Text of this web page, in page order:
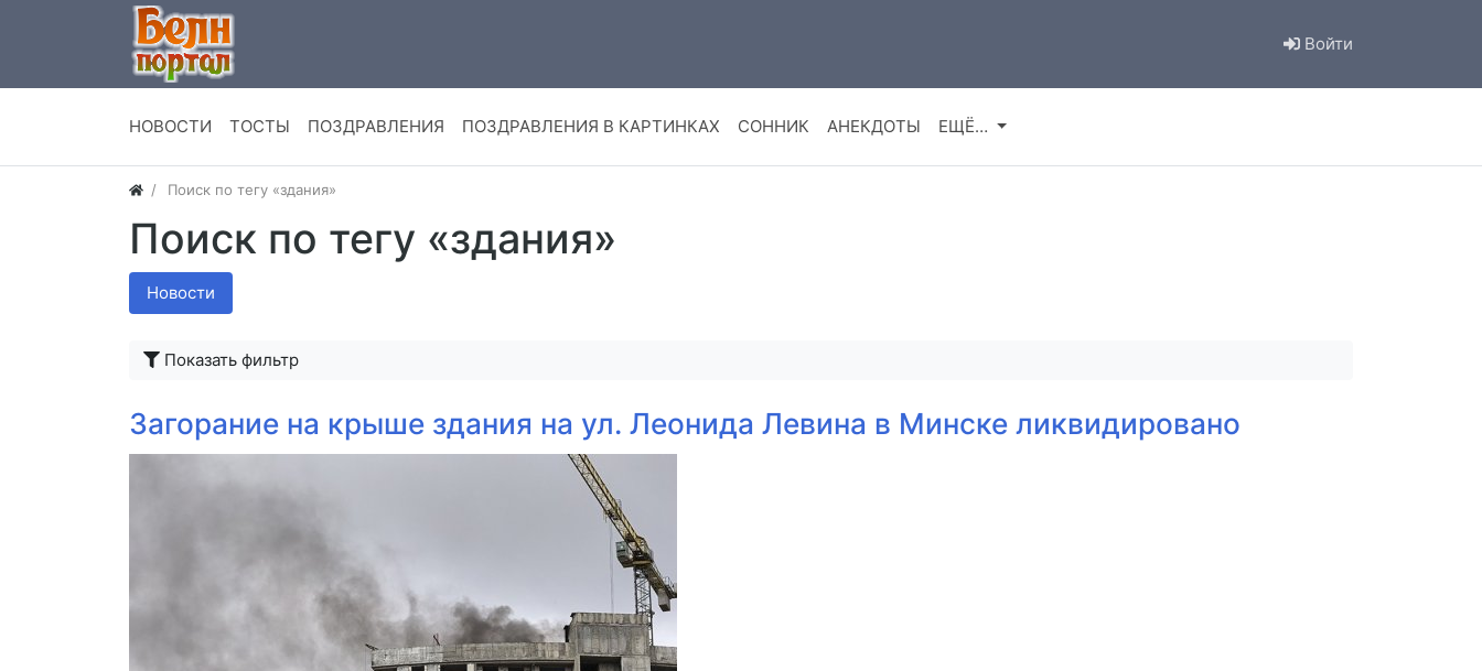
Войти
НОВОСТИ ТОСТЫ ПОЗДРАВЛЕНИЯ ПОЗДРАВЛЕНИЯ В КАРТИНКАХ СОННИК АНЕКДОТЫ ЕЩЁ…
Поиск по тегу «здания»
Поиск по тегу «здания»
Новости
Показать фильтр
Загорание на крыше здания на ул. Леонида Левина в Минске ликвидировано